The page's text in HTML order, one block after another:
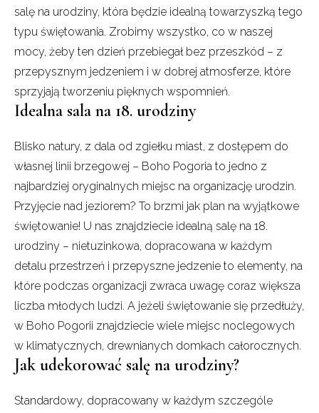
salę na urodziny, która będzie idealną towarzyszką tego
typu świętowania. Zrobimy wszystko, co w naszej
mocy, żeby ten dzień przebiegał bez przeszkód – z
przepysznym jedzeniem i w dobrej atmosferze, które
sprzyjają tworzeniu pięknych wspomnień.
Idealna sala na 18. urodziny
Blisko natury, z dala od zgiełku miast, z dostępem do
własnej linii brzegowej – Boho Pogoria to jedno z
najbardziej oryginalnych miejsc na organizację urodzin.
Przyjęcie nad jeziorem? To brzmi jak plan na wyjątkowe
świętowanie! U nas znajdziecie idealną salę na 18.
urodziny – nietuzinkowa, dopracowana w każdym
detalu przestrzeń i przepyszne jedzenie to elementy, na
które podczas organizacji zwraca uwagę coraz większa
liczba młodych ludzi. A jeżeli świętowanie się przedłuży,
w Boho Pogorii znajdziecie wiele miejsc noclegowych
w klimatycznych, drewnianych domkach całorocznych.
Jak udekorować salę na urodziny?
Standardowy, dopracowany w każdym szczególe